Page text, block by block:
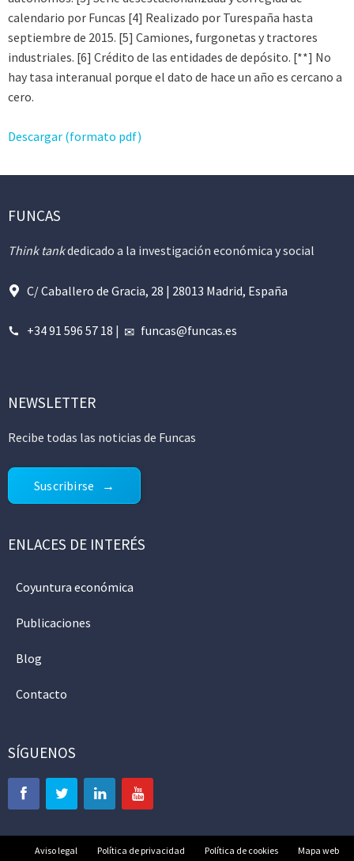
calendario por Funcas [4] Realizado por Turespaña hasta
septiembre de 2015. [5] Camiones, furgonetas y tractores
industriales. [6] Crédito de las entidades de depósito. [**] No
hay tasa interanual porque el dato de hace un año es cercano a
cero.
Descargar (formato pdf)
FUNCAS
Think tankdedicado a la investigación económica y social
C/ Caballero de Gracia, 28 | 28013 Madrid, España
+34 91 596 57 18 | funcas@funcas.es
NEWSLETTER
Recibe todas las noticias de Funcas
Suscribirse
ENLACES DE INTERÉS
Coyuntura económica
Publicaciones
Blog
Contacto
SÍGUENOS
Aviso legal Política de privacidad Política de cookies Mapa web